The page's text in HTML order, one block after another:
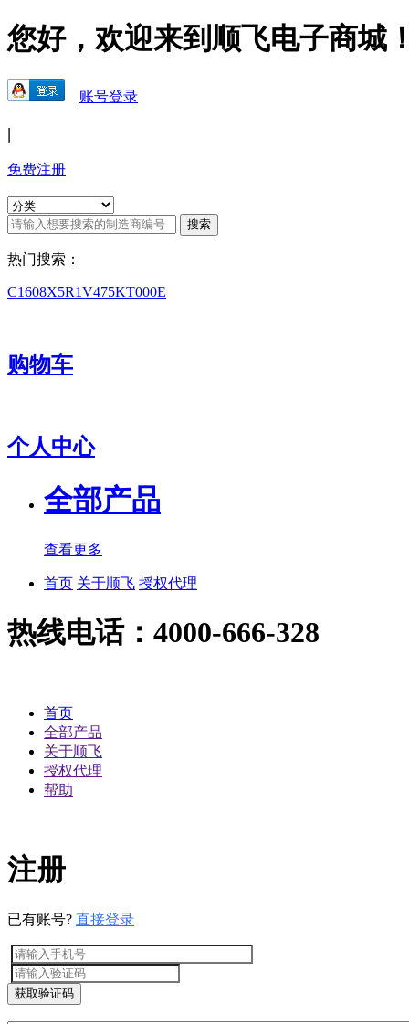
您好，欢迎来到顺飞电子商城
账号登录
|
免费注册
热门搜索：
C1608X5R1V475KT000E
购物车
个人中心
全部产品
查看更多
首页 关于顺飞 授权代理
热线电话：4000-666-328
首页
全部产品
关于顺飞
授权代理
帮助
注册
已有账号? 直接登录
获取验证码